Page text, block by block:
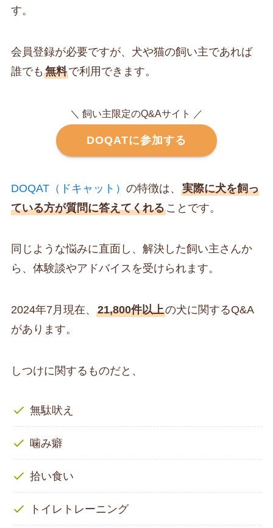
す。
会員登録が必要ですが、犬や猫の飼い主であれば
誰でも 無料で利用できます。
＼ 飼い主限定のQ&Aサイト ／
DOQATに参加する
DOQAT（ドキャット） の特徴は、 実際に犬を飼っ
ている方が質問に答えてくれることです。
同じような悩みに直面し、解決した飼い主さんか
ら、体験談やアドバイスを受けられます。
2024年7月現在、 21,800件以上の犬に関するQ&A
があります。
しつけに関するものだと、
無駄吠え
噛み癖
拾い食い
トイレトレーニング